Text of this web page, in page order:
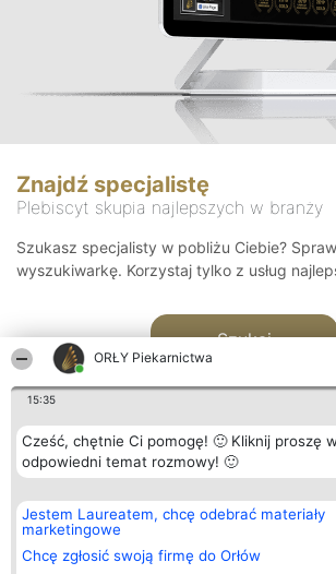
ORŁY Piekarnictwa
15:35
Cześć, chętnie Ci pomogę! 🙂 Kliknij proszę
odpowiedni temat rozmowy! 🙂
Jestem Laureatem, chcę odebrać materiały
marketingowe
Chcę zgłosić swoją firmę do Orłów
Znajdź specjalistę
Plebiscyt skupia najlepszych w branży
Szukasz specjalisty w pobliżu Ciebie?
wyszukiwarkę. Korzystaj tylko z usług
Szukaj
Organizator plebiscytu
Bright Side Solutions sp. z o.
o. sp. k.
ul. Ruska 22
Wrocław 50-079
Plebiscyt
Laureaci
wszystkich
Laureatów